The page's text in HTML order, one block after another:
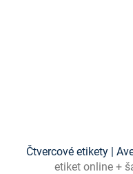
Čtvercové etikety |
etiket online +